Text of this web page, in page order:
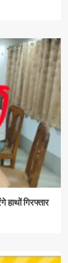
हाथों गिरफ्तार